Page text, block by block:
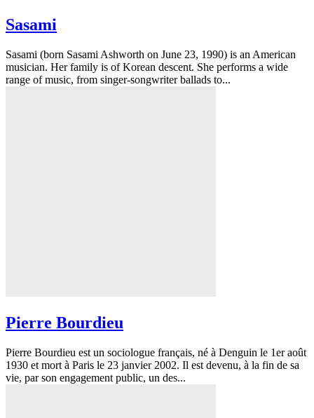
Sasami
Sasami (born Sasami Ashworth on June 23, 1990) is an American
musician. Her family is of Korean descent. She performs a wide
range of music, from singer-songwriter ballads to...
Pierre Bourdieu
Pierre Bourdieu est un sociologue français, né à Denguin le 1er août
1930 et mort à Paris le 23 janvier 2002. Il est devenu, à la fin de sa
vie, par son engagement public, un des...